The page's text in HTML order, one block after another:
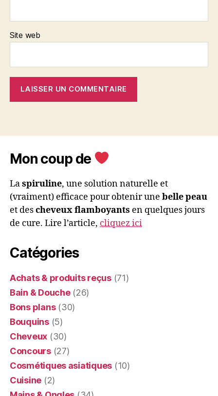
Site web
Mon coup de
Laspiruline, une solution naturelle et
(vraiment) efficace pour obtenir une belle peau
et descheveux flamboyants en quelques jours
de cure. Lire l’article, cliquez ici
Catégories
Achats & produits reçus(71)
Bain & Douche(26)
Bons plans(30)
Bouquins(5)
Cheveux (30)
Concours(27)
Cosmétiques asiatiques (10)
Cuisine (2)